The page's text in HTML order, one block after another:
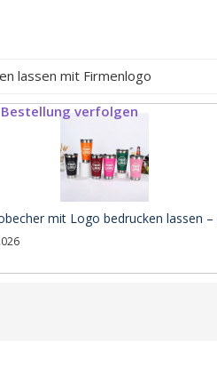
lassen mit Firmenlogo
Bestellung verfolgen
mit Logo bedrucken lassen –